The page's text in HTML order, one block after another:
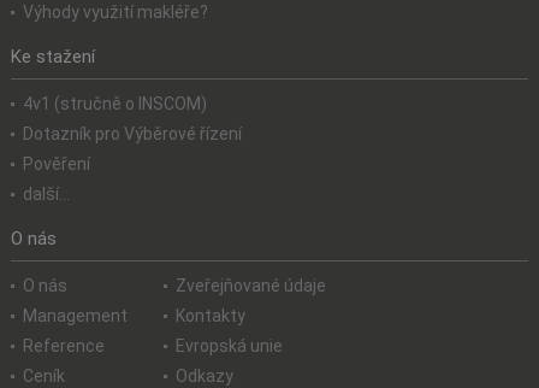
Výhody využití makléře?
Ke stažení
4v1 (stručně o INSCOM)
Dotazník pro Výběrové řízení
Pověření
další...
O nás
O nás
Management
Reference
Ceník
Zveřejňované údaje
Kontakty
Evropská unie
Odkazy